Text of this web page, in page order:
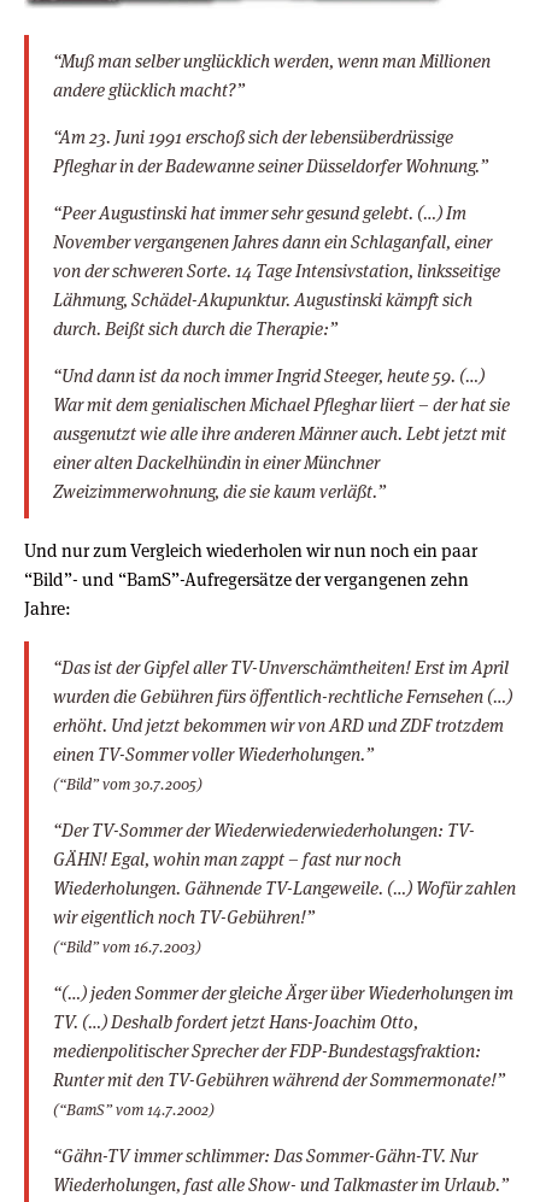
“Muß man selber unglücklich werden, wenn man Millionen
andere glücklich macht?”
“Am 23. Juni 1991 erschoß sich der lebensüberdrüssige
Pfleghar in der Badewanne seiner Düsseldorfer Wohnung.”
“Peer Augustinski hat immer sehr gesund gelebt. (…) Im
November vergangenen Jahres dann ein Schlaganfall, einer
von der schweren Sorte. 14 Tage Intensivstation, linksseitige
Lähmung, Schädel-Akupunktur. Augustinski kämpft sich
durch. Beißt sich durch die Therapie:”
“Und dann ist da noch immer Ingrid Steeger, heute 59. (…)
War mit dem genialischen Michael Pfleghar liiert – der hat sie
ausgenutzt wie alle ihre anderen Männer auch. Lebt jetzt mit
einer alten Dackelhündin in einer Münchner
Zweizimmerwohnung, die sie kaum verläßt.”
Und nur zum Vergleich wiederholen wir nun noch ein paar
“Bild”- und “BamS”-Aufregersätze der vergangenen zehn
Jahre:
“Das ist der Gipfel aller TV-Unverschämtheiten! Erst im April
wurden die Gebühren fürs öffentlich-rechtliche Fernsehen (…)
erhöht. Und jetzt bekommen wir von ARD und ZDF trotzdem
einen TV-Sommer voller Wiederholungen.”
(“Bild” vom 30.7.2005)
“Der TV-Sommer der Wiederwiederwiederholungen: TV-
GÄHN! Egal, wohin man zappt – fast nur noch
Wiederholungen. Gähnende TV-Langeweile. (…) Wofür zahlen
wir eigentlich noch TV-Gebühren!”
(“Bild” vom 16.7.2003)
“(…) jeden Sommer der gleiche Ärger über Wiederholungen im
TV. (…) Deshalb fordert jetzt Hans-Joachim Otto,
medienpolitischer Sprecher der FDP-Bundestagsfraktion:
Runter mit den TV-Gebühren während der Sommermonate!”
(“BamS” vom 14.7.2002)
“Gähn-TV immer schlimmer: Das Sommer-Gähn-TV. Nur
Wiederholungen, fast alle Show- und Talkmaster im Urlaub.”